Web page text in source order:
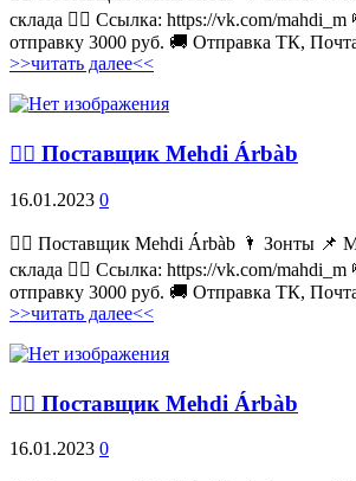
склада 👉🏻 Ссылка: https://vk.com/
отправку 3000 руб. 🚚 Отправка ТК,
>>читать далее<<
💁‍♂ Поставщик Mehdi Árbàb
16.01.2023 0
💁‍♂ Поставщик Mehdi Árbàb 🌂 Зонты 📌
склада 👉🏻 Ссылка: https://vk.com/
отправку 3000 руб. 🚚 Отправка ТК,
>>читать далее<<
💁‍♂ Поставщик Mehdi Árbàb
16.01.2023 0